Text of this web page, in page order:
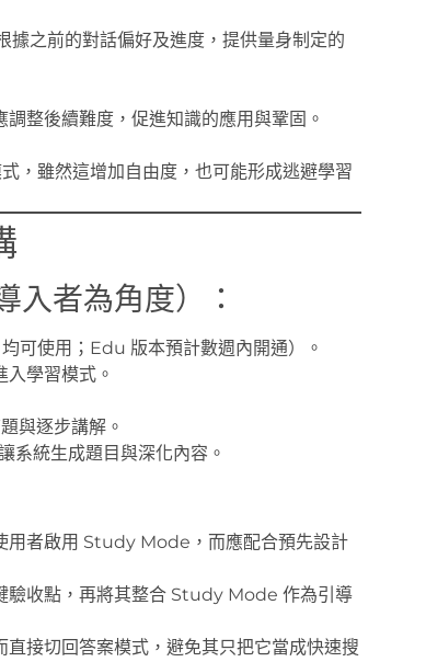
之前的對話偏好及進度，提供量身制定的
整後續難度，促進知識的應用與鞏固。
，雖然這增加自由度，也可能形成逃避學習
入者為角度）：
可使用；Edu 版本預計數週內開通）。
學習模式。
與逐步講解。
統生成題目與深化內容。
用者啟用 Study Mode，而應配合預先設計
驗收點，再將其整合 Study Mode 作為引導
直接切回答案模式，避免其只把它當成快速搜